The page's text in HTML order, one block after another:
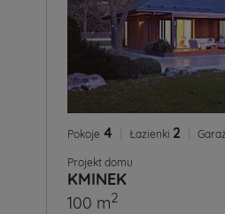
Pokoje 4 Łazienki 2 Garaż
Projekt domu
KMINEK
100 m2